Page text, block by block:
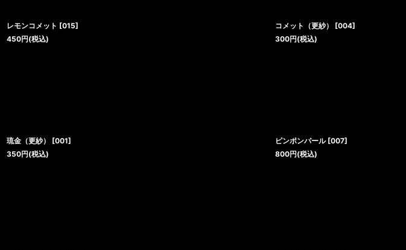
レモンコメット [015]
450円(税込)
コメット（更紗） [004]
300円(税込)
琉金（更紗） [001]
350円(税込)
ピンポンパール [007]
800円(税込)